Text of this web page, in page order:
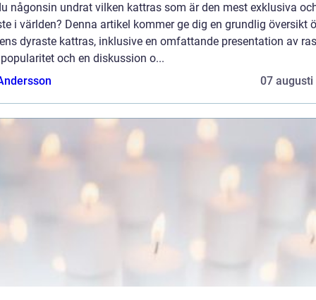
någonsin undrat vilken kattras som är den mest exklusiva
i världen? Denna artikel kommer ge dig en grundlig översikt
dyraste kattras, inklusive en omfattande presentation av
och en diskussion o...
07 augusti